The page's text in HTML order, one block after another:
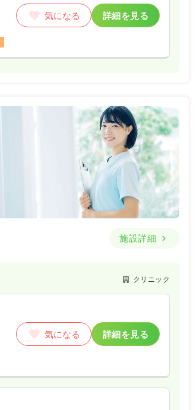
気になる 詳細を見る
施設詳細
クリニック
気になる 詳細を見る